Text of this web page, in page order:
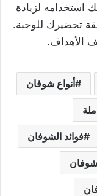
استخدامه لزيادة
تحضيرك للوجبة.
الأهداف.
أنواع شوفان
فوائد الشوفان
شوفان